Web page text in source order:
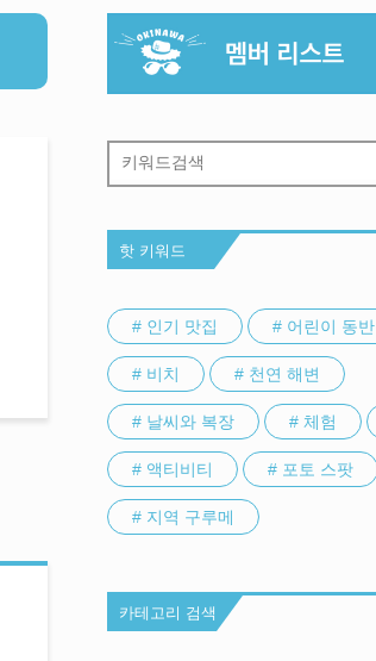
핫 키워드
# 인기 맛집 # 어린이 동반
# 비치 # 천연 해변
# 날씨와 복장 # 체험
# 액티비티 # 포토 스팟
# 지역 구루메
카테고리 검색